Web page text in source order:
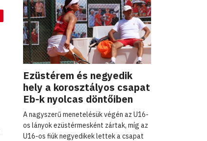
Ezüstérem és negyedik
hely a korosztályos csapat
Eb-k nyolcas döntőiben
A nagyszerű menetelésük végén az U16-
os lányok ezüstérmesként zártak, míg az
U16-os fiúk negyedikek lettek a csapat